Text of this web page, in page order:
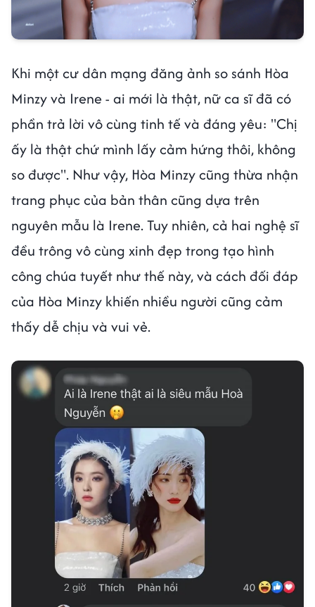
Khi một cư dân mạng đăng ảnh so sánh Hòa
Minzy và Irene - ai mới là thật, nữ ca sĩ đã có
phần trả lời vô cùng tinh tế và đáng yêu: "Chị
ấy là thật chứ mình lấy cảm hứng thôi, không
so được". Như vậy, Hòa Minzy cũng thừa nhận
trang phục của bản thân cũng dựa trên
nguyên mẫu là Irene. Tuy nhiên, cả hai nghệ sĩ
đều trông vô cùng xinh đẹp trong tạo hình
công chúa tuyết như thế này, và cách đối đáp
của Hòa Minzy khiến nhiều người cũng cảm
thấy dễ chịu và vui vẻ.